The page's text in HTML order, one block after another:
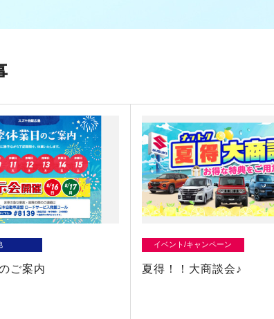
ご案内
イベント/キャンペーン
夏得！！大商談会♪